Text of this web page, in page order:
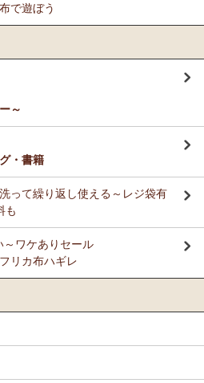
ート～Sサイズの作品 新入荷！作家
パンツ～ゆったり2way～
トートバッグ～キテンゲ◇ハイク
！『ニッポンの技×アフリカの色』
ート【会員様シークレットセール】
ート～ロングサイズ（縦長・横長）
ート～マサイの作品新入荷！
ードパンツへのご感想
チクロスへのご感想
でハンカチとして便利に使えます。
スリーブ ロングワンピースへ
ずっと作って欲しいです。よろしくお
ーシブルB4トートバッグへのご
ご感想
であれもこれも欲しかったのですが、
で遊ぼう
～
・書籍
って繰り返し使える～レジ袋有
も
～ワケありセール
リカ布ハギレ